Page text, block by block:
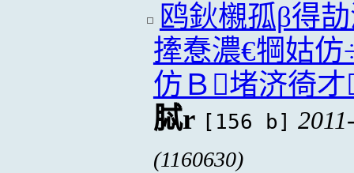
鸥鈥櫬孤β得
撁惷濃€犅姑
仿Ｂ堵济徛
脦r [156 b]
(1160630)